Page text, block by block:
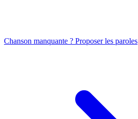
Chanson manquante ? Proposer les paroles